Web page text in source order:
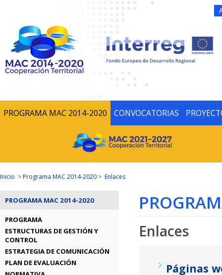
PROGRAMA MAC 2014-2020 CONVOCATORIAS
Inicio >Programa MAC 2014-2020 > Enlaces
PROGRAMA MAC 2014-2020
PROGRAMA
ESTRUCTURAS DE GESTIÓN Y
CONTROL
ESTRATEGIA DE COMUNICACIÓN
PLAN DE EVALUACIÓN
Enlaces
Páginas